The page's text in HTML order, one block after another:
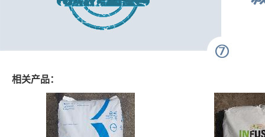
相关产品：